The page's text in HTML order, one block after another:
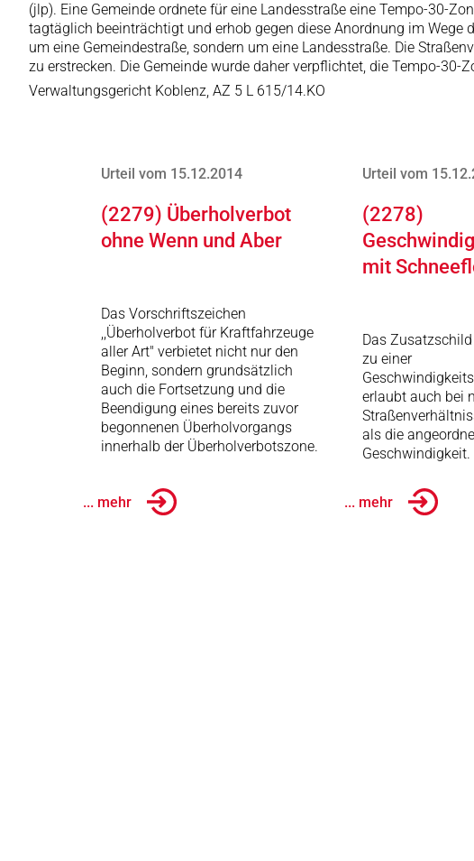
(jlp). Eine Gemeinde ordnete für eine Landesstraße eine Tempo-30-
tagtäglich beeinträchtigt und erhob gegen diese Anordnung im
um eine Gemeindestraße, sondern um eine Landesstraße. Die
zu erstrecken. Die Gemeinde wurde daher verpflichtet, die Tempo-30-
Verwaltungsgericht Koblenz, AZ 5 L 615/14.KO
Urteil vom 15.12.2014
(2279) Überholverbot
ohne Wenn und Aber
Das Vorschriftszeichen
,,Überholverbot für Kraftfahrzeuge
aller Art" verbietet nicht nur den
Beginn, sondern grundsätzlich
auch die Fortsetzung und die
Beendigung eines bereits zuvor
begonnenen Überholvorgangs
innerhalb der Überholverbotszone.
... mehr
Urteil vom
(2278)
mit
Das Zusatzschild
zu einer
erlaubt auch bei
als die
Geschwindigkeit.
... mehr